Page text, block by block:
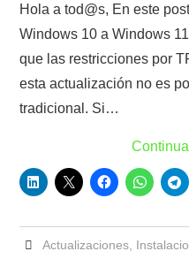
Hola a tod@s, En este
Windows 10 a Windows
que las restricciones por
esta actualización no es
tradicional. Si…
Actualizaciones,